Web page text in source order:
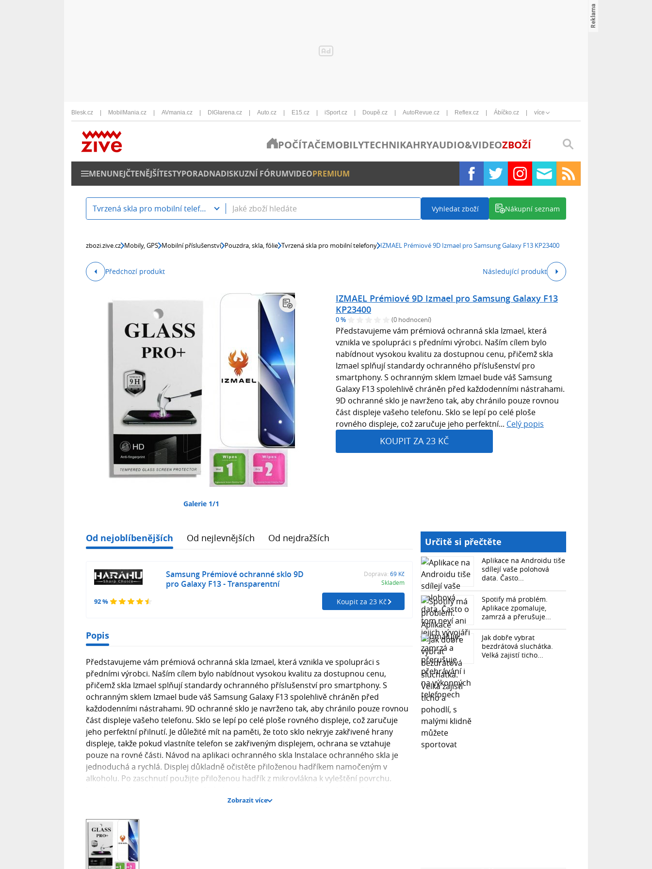
Blesk.cz MobilMania.cz AVmania.cz DIGIarena.cz Auto.cz E15.cz iSport.cz Doupě.cz AutoRevue.cz Reflex.cz Ábíčko.cz více
POČÍTAČEMOBILYTECHNIKAHRYAUDIO&VIDEOZBOŽÍ
MENUNEJČTENĚJŠÍTESTYPORADNADISKUZNÍ FÓRUMVIDEOPREMIUM
Tvrzená skla pro mobilní telefony Vyhledat zboží Nákupní seznam
zbozi.zive.cz Mobily, GPS Mobilní příslušenství Pouzdra, skla, fólie Tvrzená skla pro mobilní telefony IZMAEL Prémiové 9D Izmael pro Samsung Galaxy F13 KP23400
Předchozí produkt Následující produkt
Galerie 1/1
IZMAEL Prémiové 9D Izmael pro Samsung Galaxy F13
KP23400
0 % (0 hodnocení)
Představujeme vám prémiová ochranná skla Izmael, která
vznikla ve spolupráci s předními výrobci. Naším cílem bylo
nabídnout vysokou kvalitu za dostupnou cenu, přičemž skla
Izmael splňují standardy ochranného příslušenství pro
smartphony. S ochranným sklem Izmael bude váš Samsung
Galaxy F13 spolehlivě chráněn před každodenními nástrahami.
9D ochranné sklo je navrženo tak, aby chránilo pouze rovnou
část displeje vašeho telefonu. Sklo se lepí po celé ploše
rovného displeje, což zaručuje jeho perfektní... Celý popis
KOUPIT ZA 23 KČ
Od nejoblíbenějších Od nejlevnějších Od nejdražších
92 %
Samsung Prémiové ochranné sklo 9D
pro Galaxy F13 - Transparentní
Doprava: 69 Kč
Skladem
Koupit za 23 Kč
Popis
Představujeme vám prémiová ochranná skla Izmael, která vznikla ve spolupráci s
předními výrobci. Naším cílem bylo nabídnout vysokou kvalitu za dostupnou cenu,
přičemž skla Izmael splňují standardy ochranného příslušenství pro smartphony. S
ochranným sklem Izmael bude váš Samsung Galaxy F13 spolehlivě chráněn před
každodenními nástrahami. 9D ochranné sklo je navrženo tak, aby chránilo pouze rovnou
část displeje vašeho telefonu. Sklo se lepí po celé ploše rovného displeje, což zaručuje
jeho perfektní přilnutí. Je důležité mít na paměti, že toto sklo nekryje zakřivené hrany
displeje, takže pokud vlastníte telefon se zakřiveným displejem, ochrana se vztahuje
pouze na rovné části. Návod na aplikaci ochranného skla Instalace ochranného skla je
jednoduchá a rychlá. Displej důkladně očistěte přiloženou hadříkem namočeným v
alkoholu. Po zaschnutí použijte přiloženou hadřík z mikrovlákna k vyleštění povrchu.
dbejte na správné vycentrování skla, aby se po přitlačení dokonale přichytilo a vzduch se
poškrábání, založené na Mohsově stupnici tvrdosti (1-10). Přičemž 9H označuje extrémní
odolnost podobnou minerálu korund. To znamená, že sklo je výrazně odolnější než běžné
ochranné fólie, které mají tvrdost pouze okolo 3-4H. Skla s tvrdostí 9H spolehlivě chrání
displej před nárazy a poškrábáním, přičemž poskytují trojnásobně vyšší ochranu než
Zobrazit více
Určitě si přečtěte
Aplikace na Androidu tiše
sdílejí vaše polohová
data. Často...
Spotify má problém.
Aplikace zpomaluje,
zamrzá a přerušuje...
Jak dobře vybrat
bezdrátová sluchátka.
Velká zajistí ticho...